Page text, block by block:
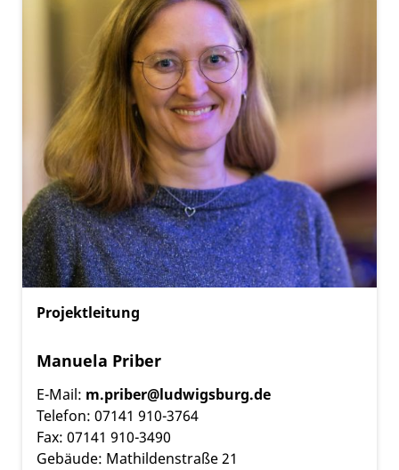
Projektleitung
Manuela Priber
E-Mail: m.priber@ludwigsburg.de
Telefon: 07141 910-3764
Fax: 07141 910-3490
Gebäude: Mathildenstraße 21